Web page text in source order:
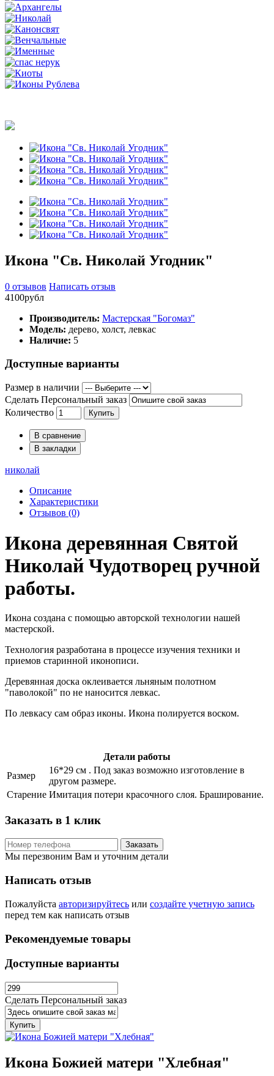
Икона "Св. Николай Угодник"
0 отзывов Написать отзыв
4100рубл
Производитель: Мастерская "Богомаз"
Модель: дерево, холст, левкас
Наличие: 5
Доступные варианты
Размер в наличии
Сделать Персональный заказ
Количество
Купить
В сравнение
В закладки
николай
Описание
Характеристики
Отзывов (0)
Икона деревянная Святой
Николай Чудотворец ручной
работы.
Икона создана с помощью авторской технологии нашей
мастерской.
Технология разработана в процессе изучения техники и
приемов старинной иконописи.
Деревянная доска оклеивается льняным полотном
"паволокой" по не наносится левкас.
По левкасу сам образ иконы. Икона полируется воском.
Детали работы
Размер
16*29 см . Под заказ возможно изготовление в
другом размере.
Старение Имитация потери красочного слоя. Браширование.
Заказать в 1 клик
Заказать
Мы перезвоним Вам и уточним детали
Написать отзыв
Пожалуйста авторизируйтесь или создайте учетную запись
перед тем как написать отзыв
Рекомендуемые товары
Доступные варианты
Сделать Персональный заказ
Купить
Икона Божией матери "Хлебная"